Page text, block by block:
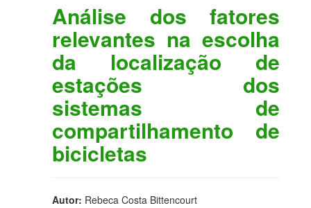
Análise dos fatores
relevantes na escolha
da localização de
estações dos
sistemas de
compartilhamento de
bicicletas
Autor: Rebeca Costa Bittencourt